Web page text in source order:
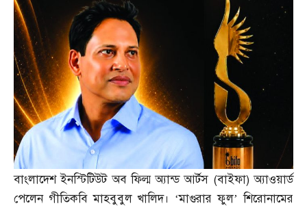
বাংলাদেশ ইনস্টিটিউট অব ফিল্ম অ্যান্ড আর্টস (বাইফা)অ্যাওয়ার্ড
পেলেন গীতিকবি মাহবুবুল খালিদ। ‘মাগুরার ফুল’ শিরোনামের